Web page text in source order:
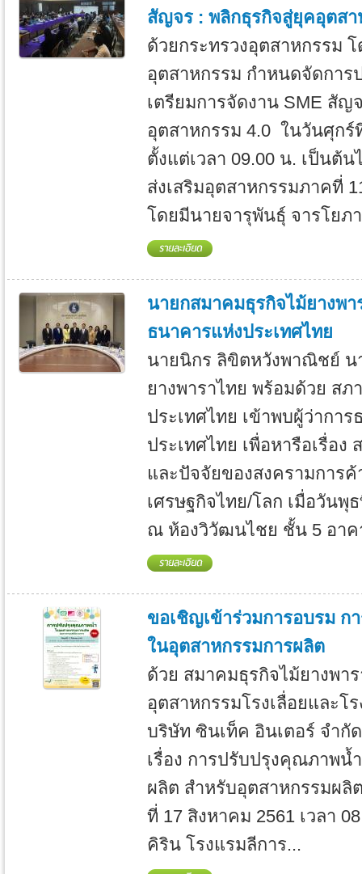
สัญจร : พลิกธุรกิจสู่ยุคอุตสา
ด้วยกระทรวงอุตสาหกรรม
อุตสาหกรรม กำหนดจัดการ
เตรียมการจัดงาน SME สัญ
อุตสาหกรรม 4.0 ในวันศุกร์
ตั้งแต่เวลา 09.00 น. เป็นต้
ส่งเสริมอุตสาหกรรมภาคที่
โดยมีนายจารุพันธุ์ จารโยภ
นายกสมาคมธุรกิจไม้ยางพา
ธนาคารแห่งประเทศไทย
นายนิกร ลิขิตหวังพาณิชย์ น
ยางพาราไทย พร้อมด้วย สภ
ประเทศไทย เข้าพบผู้ว่ากา
ประเทศไทย เพื่อหารือเรื่อ
และปัจจัยของสงครามการ
เศรษฐกิจไทย/โลก เมื่อวันพุ
ณ ห้องวิวัฒนไชย ชั้น 5 อาค
ขอเชิญเข้าร่วมการอบรม
ในอุตสาหกรรมการผลิต
ด้วย สมาคมธุรกิจไม้ยางพา
อุตสาหกรรมโรงเลื่อยและโ
บริษัท ซินเท็ค อินเตอร์ จำกั
เรื่อง การปรับปรุงคุณภาพน้
ผลิต สำหรับอุตสาหกรรมผลิ
ที่ 17 สิงหาคม 2561 เวลา
คิริน โรงแรมลีการ...